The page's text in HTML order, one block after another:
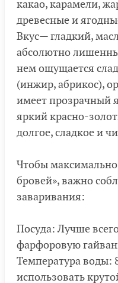
какао, карамели,
древесные и
Вкус— гладкий,
абсолютно
нем ощущается
(инжир, абрикос),
имеет прозрачный
яркий красно-
долгое, сладкое и
Чтобы максимально
бровей», важно
заваривания:
Посуда: Лучше
фарфоровую
Температура воды:
использовать